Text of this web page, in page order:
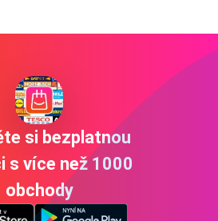
si bezplatnou
s více než 1000
obchody